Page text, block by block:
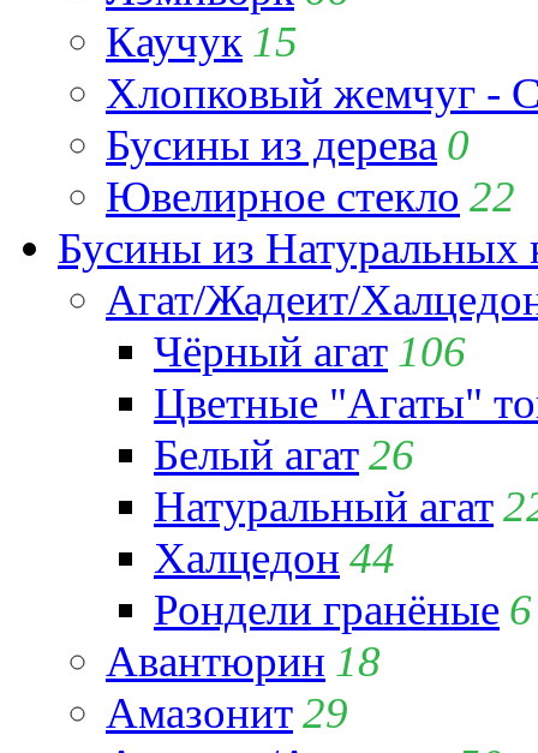
Каучук 15
Хлопковый жемчуг -
Бусины из дерева 0
Ювелирное стекло 22
Бусины из Натуральных
Агат/Жадеит/
Чёрный агат 106
Цветные "Агаты"
Белый агат26
Натуральный агат
Халцедон 44
Рондели гранёные 6
Авантюрин 18
Амазонит29